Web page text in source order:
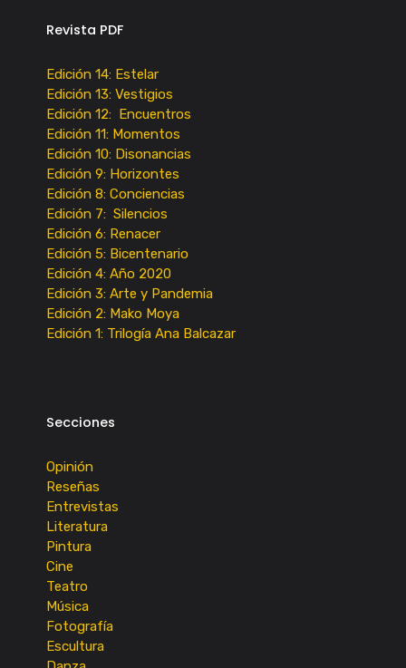
Revista PDF
Edición 14: Estelar
Edición 13: Vestigios
Edición 12: Encuentros
Edición 11: Momentos
Edición 10: Disonancias
Edición 9: Horizontes
Edición 8: Conciencias
Edición 7: Silencios
Edición 6: Renacer
Edición 5: Bicentenario
Edición 4: Año 2020
Edición 3: Arte y Pandemia
Edición 2: Mako Moya
Edición 1: Trilogía Ana Balcazar
Secciones
Opinión
Reseñas
Entrevistas
Literatura
Pintura
Cine
Teatro
Música
Fotografía
Escultura